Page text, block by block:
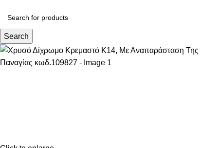
Search